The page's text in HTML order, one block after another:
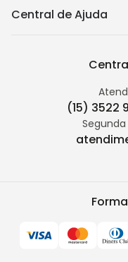
Central de Ajuda
(15) 3522